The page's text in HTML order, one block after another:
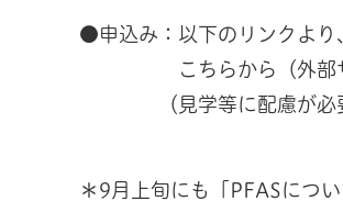
●申込み：以下のリンクより
こちらから（外部サイ
（見学等に配慮が必要な
＊9月上旬にも「PFASにつ